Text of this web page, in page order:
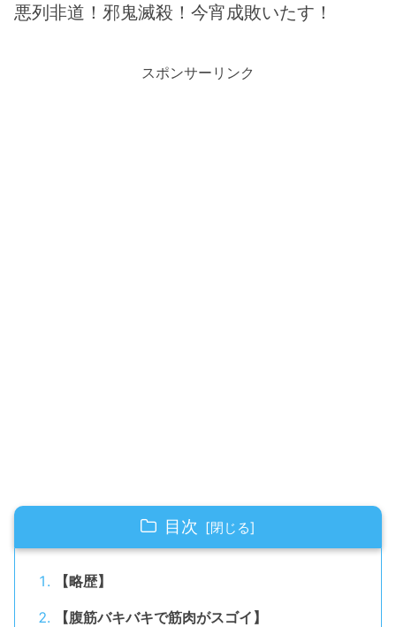
悪列非道！邪鬼滅殺！今宵成敗いたす！
スポンサーリンク
目次
【略歴】
【腹筋バキバキで筋肉がスゴイ】